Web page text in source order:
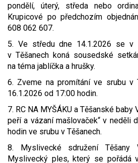
pondělí, úterý, středa nebo
Krupicové po předchozím
608 062 607.
5. Ve středu dne 14.1.2026 se v
v Těšanech koná sousedské
na téma jablíčka a hrušky.
6. Zveme na promítání ve srubu v
16.1.2026 od 17:00 hodin.
7. RC NA MYŠÁKU a Těšanské baby
peří a vázaní mašlovaček“ v neděli
hodin ve srubu v Těšanech.
8. Myslivecké sdružení
Myslivecký ples, který se pořádá
Zpravodaj